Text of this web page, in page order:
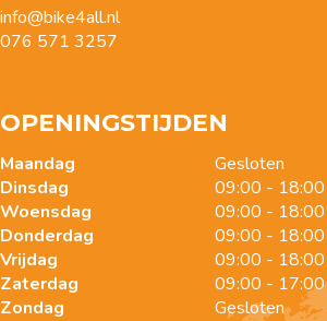
info@bike4all.nl
076 571 3257
OPENINGSTIJDEN
Maandag
Dinsdag
Woensdag
Donderdag
Vrijdag
Zaterdag
Zondag
Gesloten
09:00 - 18:00
09:00 - 18:00
09:00 - 18:00
09:00 - 18:00
09:00 - 17:00
Gesloten